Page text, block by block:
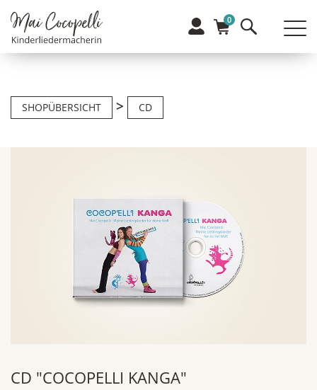
0
SHOPÜBERSICHT > CD
CD "COCOPELLI KANGA"